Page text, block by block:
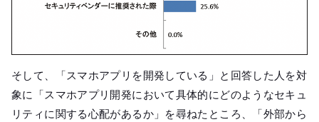
そして、「スマホアプリを開発している」と回答した人を対
象に「スマホアプリ開発において具体的にどのようなセキュ
リティに関する心配があるか」を尋ねたところ、「外部から